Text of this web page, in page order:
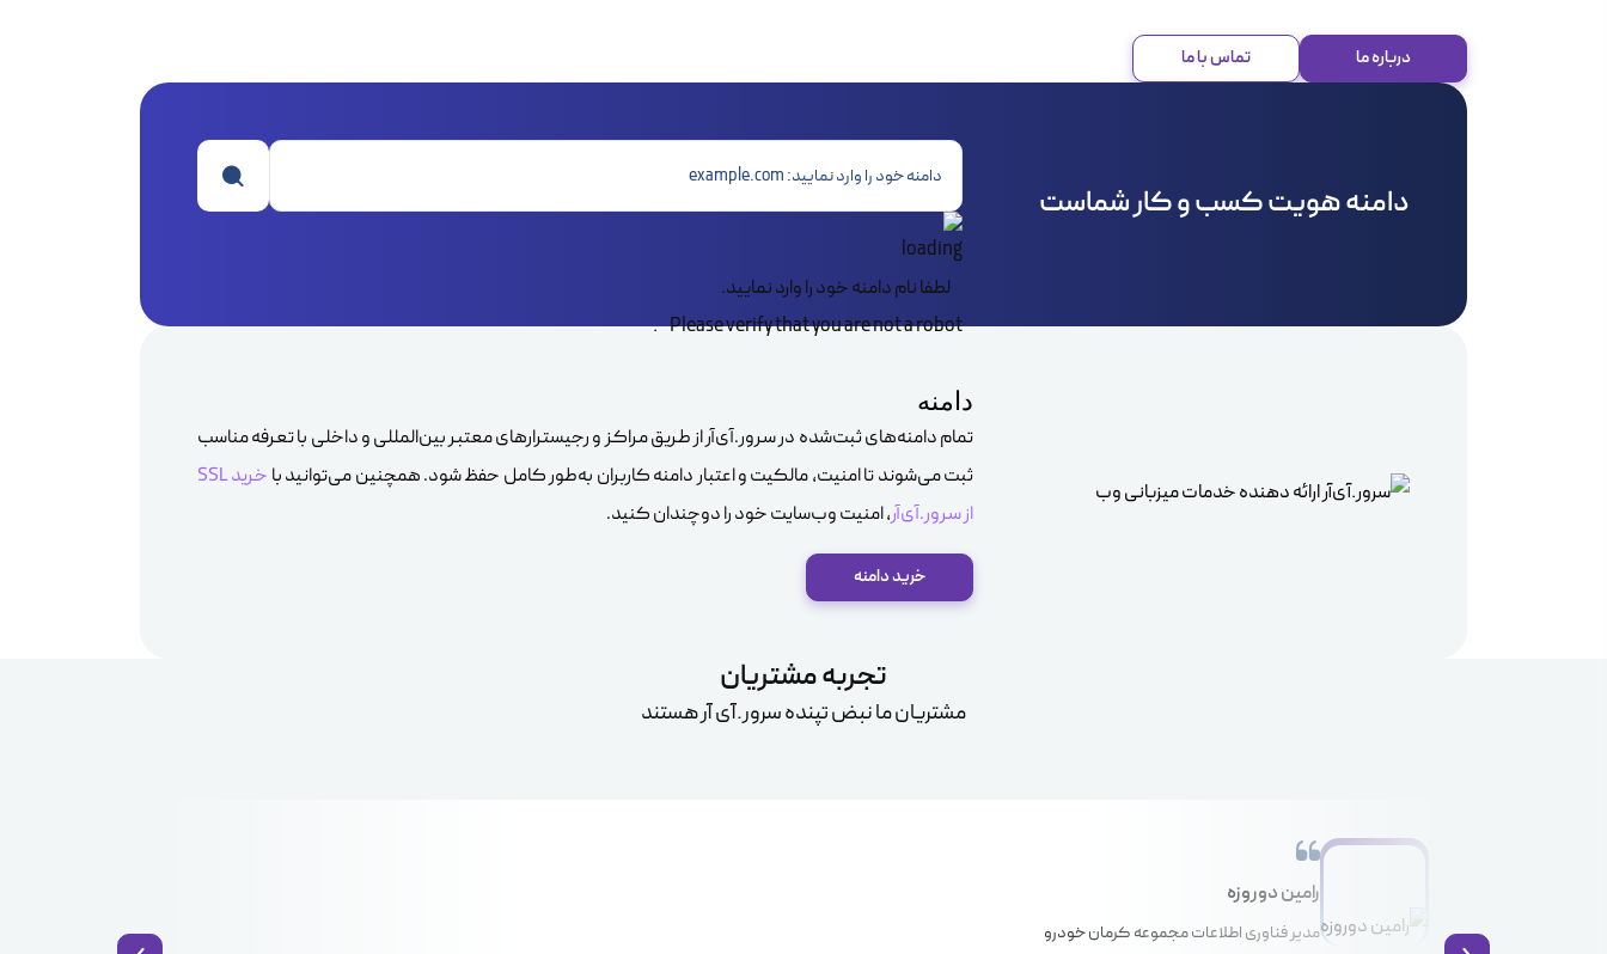
درباره ما تماس با ما
دامنه هویت کسب و کار شماست
لطفا نام دامنه خود را وارد نمایید.
Please verify that you are not a robot.
دامنه
تمام دامنه‌های ثبت‌شده در سرور.آی‌آر از طریق مراکز و رجیسترارهای معتبر بین‌المللی و داخلی با تعرفه مناسب
ثبت می‌شوند تا امنیت، مالکیت و اعتبار دامنه کاربران به‌طور کامل حفظ شود. همچنین می‌توانید با
خرید SSL
از سرور.آی‌آر، امنیت وب‌سایت خود را دوچندان کنید.
خرید دامنه
تجربه مشتریان
مشتریان ما نبض تپنده سرور.آی آر هستند
رامین دوروزه
مدیر فناوری اطلاعات مجموعه کرمان خودرو